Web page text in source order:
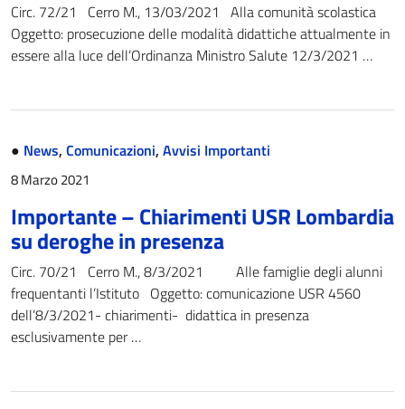
Circ. 72/21 Cerro M., 13/03/2021 Alla comunità scolastica
Oggetto: prosecuzione delle modalità didattiche attualmente in
essere alla luce dell’Ordinanza Ministro Salute 12/3/2021 …
● News, Comunicazioni, Avvisi Importanti
8 Marzo 2021
Importante – Chiarimenti USR Lombardia
su deroghe in presenza
Circ. 70/21 Cerro M., 8/3/2021 Alle famiglie degli alunni
frequentanti l’Istituto Oggetto: comunicazione USR 4560
dell’8/3/2021- chiarimenti- didattica in presenza
esclusivamente per …